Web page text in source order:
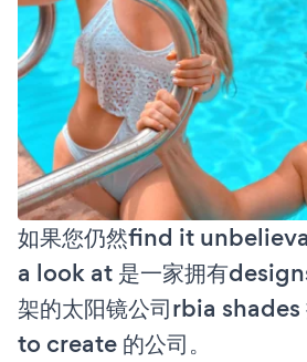
如果您仍然find it
a look at 是一家拥有
架的太阳镜公司rbia
to create 的公司。